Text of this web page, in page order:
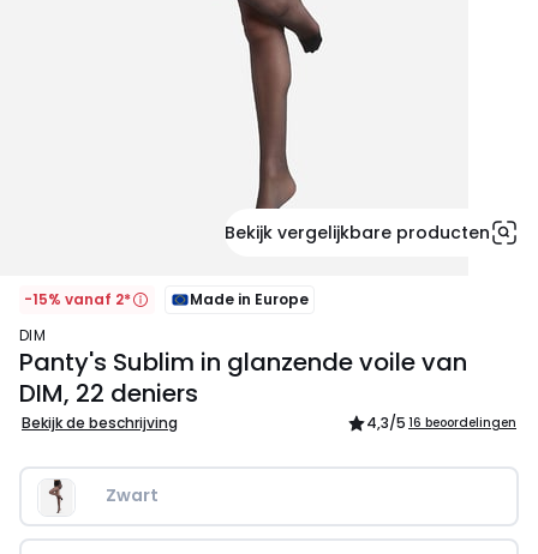
Bekijk vergelijkbare producten
-15% vanaf 2*
Made in Europe
DIM
Panty's Sublim in glanzende voile van
DIM, 22 deniers
Bekijk de beschrijving 4,3/5 16 beoordelingen
Zwart